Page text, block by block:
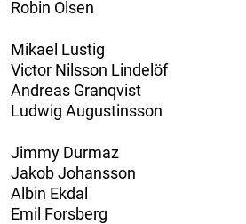
Robin Olsen
Mikael Lustig
Victor Nilsson Lindelöf
Andreas Granqvist
Ludwig Augustinsson
Jimmy Durmaz
Jakob Johansson
Albin Ekdal
Emil Forsberg